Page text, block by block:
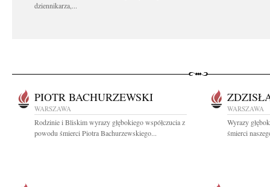
dziennikarza,...
PIOTR BACHURZEWSKI
WARSZAWA
Rodzinie i Bliskim wyrazy głębokiego współczucia z
powodu śmierci Piotra Bachurzewskiego...
WARSZAWA
Wyrazy
śmierci